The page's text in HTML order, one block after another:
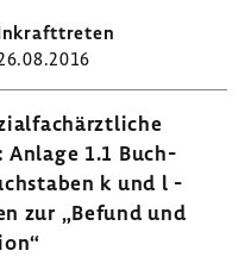
Anlage 1.1 Buch­
k und l -
zur „Befund und